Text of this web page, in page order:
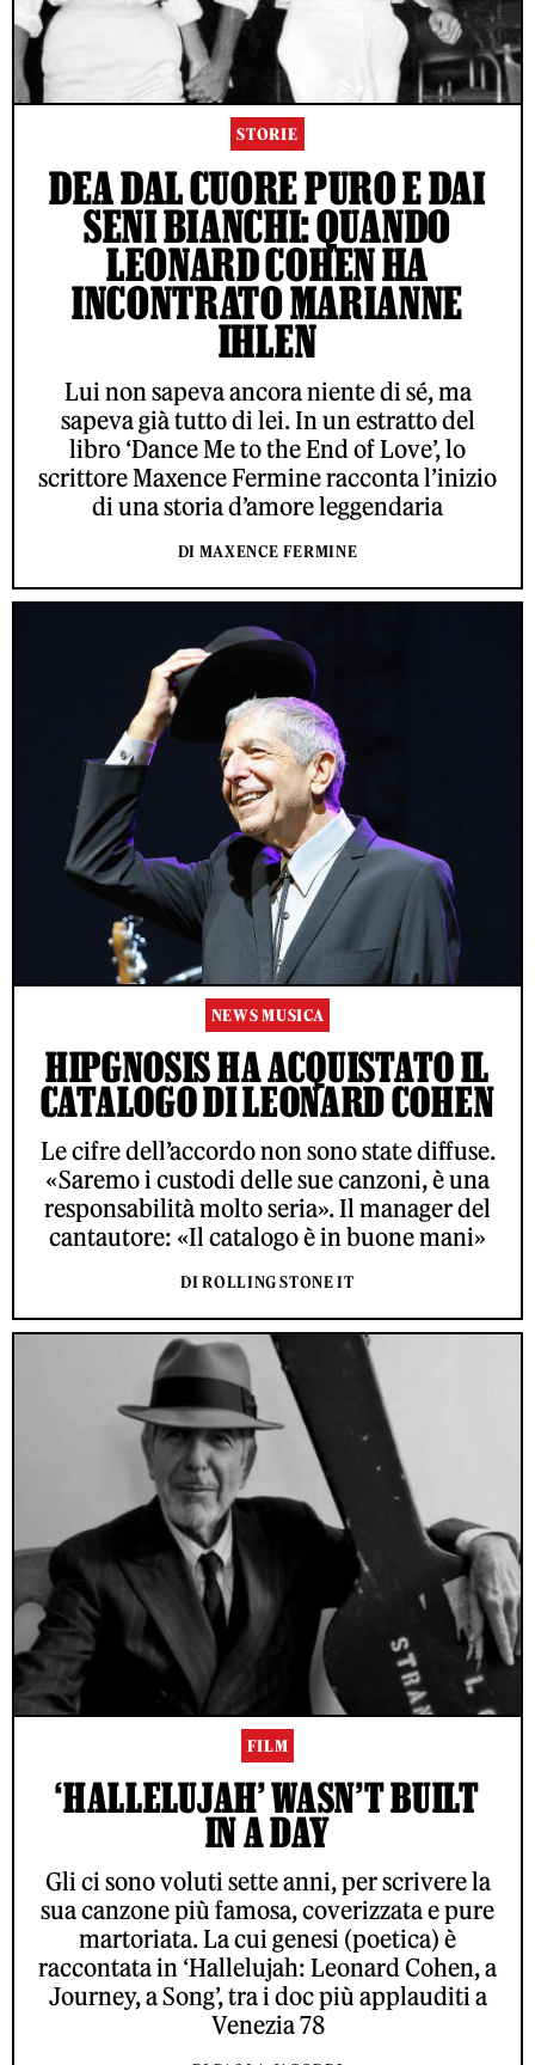
STORIE
DEA DAL CUORE PURO E DAI
SENI BIANCHI: QUANDO
LEONARD COHEN HA
INCONTRATO MARIANNE
IHLEN
Lui non sapeva ancora niente di sé, ma
sapeva già tutto di lei. In un estratto del
libro ‘Dance Me to the End of Love’, lo
scrittore Maxence Fermine racconta l’inizio
di una storia d’amore leggendaria
DI MAXENCE FERMINE
NEWS MUSICA
HIPGNOSIS HA ACQUISTATO IL
CATALOGO DI LEONARD COHEN
Le cifre dell’accordo non sono state diffuse.
«Saremo i custodi delle sue canzoni, è una
responsabilità molto seria». Il manager del
cantautore: «Il catalogo è in buone mani»
DI ROLLING STONE IT
FILM
‘HALLELUJAH’ WASN’T BUILT
IN A DAY
Gli ci sono voluti sette anni, per scrivere la
sua canzone più famosa, coverizzata e pure
martoriata. La cui genesi (poetica) è
raccontata in ‘Hallelujah: Leonard Cohen, a
Journey, a Song’, tra i doc più applauditi a
Venezia 78